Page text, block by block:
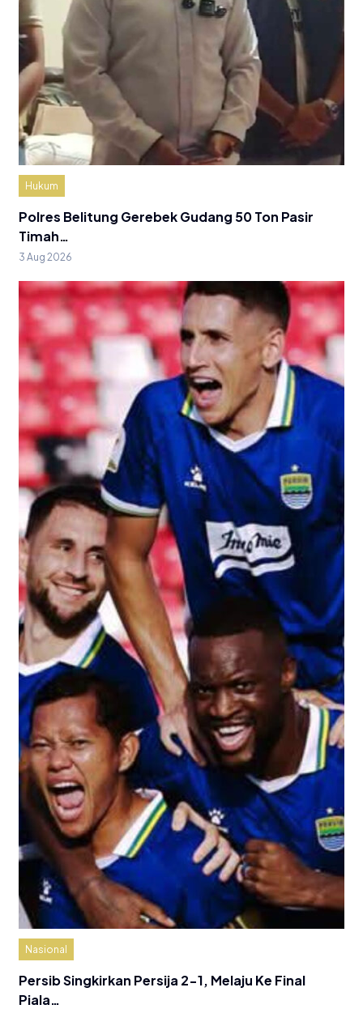
Hukum
Polres Belitung Gerebek Gudang 50 Ton Pasir
Timah…
3 Aug 2026
Nasional
Persib Singkirkan Persija 2-1, Melaju Ke Final
Piala…